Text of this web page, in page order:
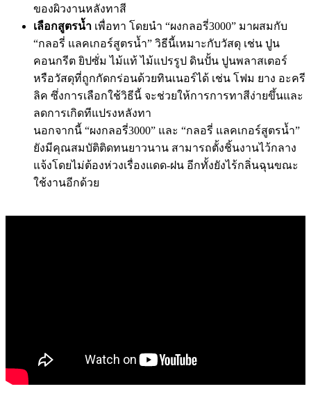
ของผิวงานหลังทาสี
เลือกสูตรน้ำ เพื่อทา โดยนำ “ผงกลอรี่3000” มาผสมกับ
“กลอรี่ แลคเกอร์สูตรน้ำ” วิธีนี้เหมาะกับวัสดุ เช่น ปูน
คอนกรีต ยิปซั่ม ไม้แท้ ไม้แปรรูป ดินปั้น ปูนพลาสเตอร์
หรือวัสดุที่ถูกกัดกร่อนด้วยทินเนอร์ได้ เช่น โฟม ยาง อะครี
ลิค ซึ่งการเลือกใช้วิธีนี้ จะช่วยให้การการทาสีง่ายขึ้นและ
ลดการเกิดทีแปรงหลังทา
นอกจากนี้ “ผงกลอรี่3000” และ “กลอรี่ แลคเกอร์สูตรน้ำ”
ยังมีคุณสมบัติติดทนยาวนาน สามารถตั้งชิ้นงานไว้กลาง
แจ้งโดยไม่ต้องห่วงเรื่องแดด-ฝน อีกทั้งยังไร้กลิ่นฉุนขณะ
ใช้งานอีกด้วย